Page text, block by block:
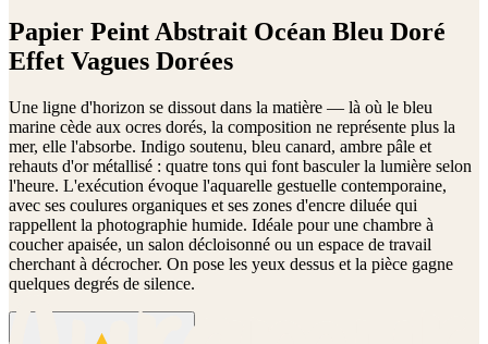
Papier Peint Abstrait Océan Bleu Doré
Effet Vagues Dorées
Une ligne d'horizon se dissout dans la matière — là où le bleu
marine cède aux ocres dorés, la composition ne représente plus la
mer, elle l'absorbe. Indigo soutenu, bleu canard, ambre pâle et
rehauts d'or métallisé : quatre tons qui font basculer la lumière selon
l'heure. L'exécution évoque l'aquarelle gestuelle contemporaine,
avec ses coulures organiques et ses zones d'encre diluée qui
rappellent la photographie humide. Idéale pour une chambre à
coucher apaisée, un salon décloisonné ou un espace de travail
cherchant à décrocher. On pose les yeux dessus et la pièce gagne
quelques degrés de silence.